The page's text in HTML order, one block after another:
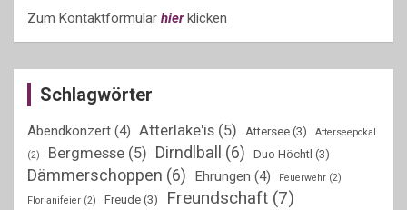
Zum Kontaktformular hierklicken
Schlagwörter
Abendkonzert (4) Atterlake'is (5) Attersee (3)
Atterseepokal
(2)
Bergmesse (5) Dirndlball (6) Duo Höchtl (3)
Dämmerschoppen (6) Ehrungen (4) Feuerwehr (2)
Florianifeier (2) Freude (3) Freundschaft (7)